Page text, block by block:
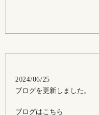
2024/06/25
ブログを更新しました。
ブログはこちら